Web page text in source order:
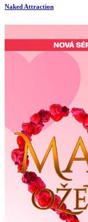
Naked Attraction